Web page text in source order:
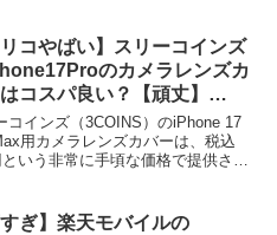
|| [...
リコやばい】スリーコインズ
のカメラレンズカ
コスパ良い？【頑丈】
】
コインズ（3COINS）のiPhone 17
用カメラレンズカバーは、税込
いう非常に手頃な価格で提供され
る中で、この価格は非常...
すぎ】楽天モバイルの